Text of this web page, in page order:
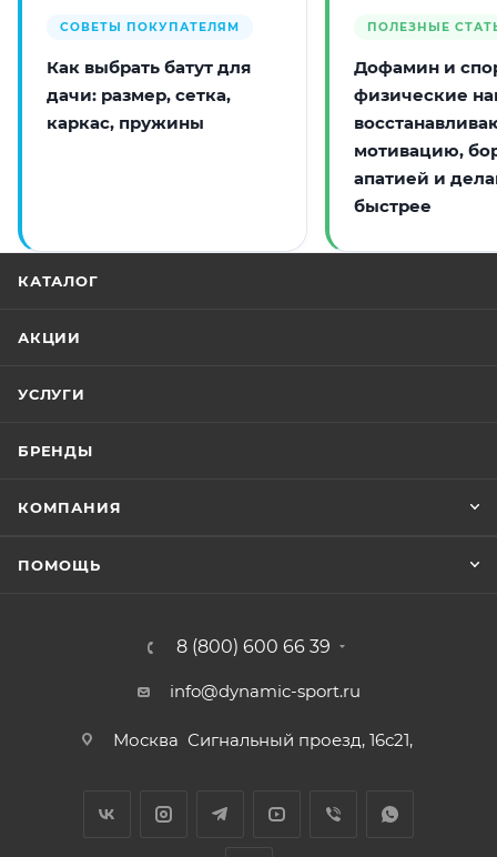
СОВЕТЫ ПОКУПАТЕЛЯМ
Как выбрать батут для
дачи: размер, сетка,
каркас, пружины
ПОЛЕЗНЫЕ
Дофамин и
физические
мотивацию,
апатией и
быстрее
КАТАЛОГ
АКЦИИ
УСЛУГИ
БРЕНДЫ
КОМПАНИЯ
ПОМОЩЬ
8 (800) 600 66 39
info@dynamic-sport.ru
Москва Сигнальный проезд, 16с21,